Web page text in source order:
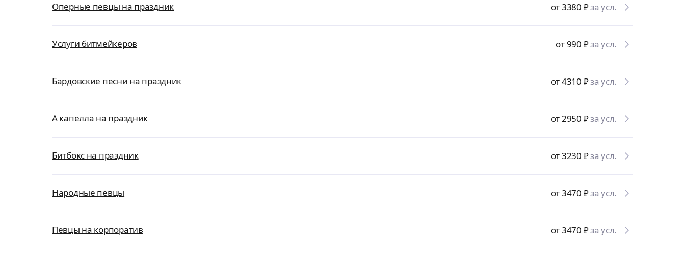
Оперные певцы на праздник от 3380 ₽за усл.
Услуги битмейкеров от 990 ₽за усл.
Бардовские песни на праздник от 4310 ₽за усл.
А капелла на праздник от 2950 ₽за усл.
Битбокс на праздник от 3230 ₽за усл.
Народные певцы от 3470 ₽за усл.
Певцы на корпоратив от 3470 ₽за усл.